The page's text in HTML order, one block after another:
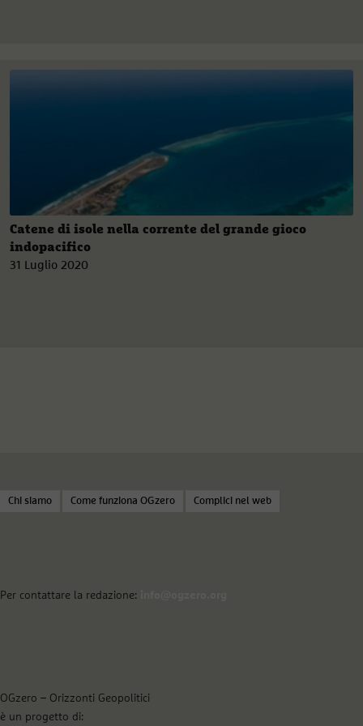
Catene di isole nella corrente del grande gioco
indopacifico
31 Luglio 2020
Chi siamo Come funziona OGzero Complici nel web
Per contattare la redazione:
OGzero – Orizzonti Geopolitici
è un progetto di: